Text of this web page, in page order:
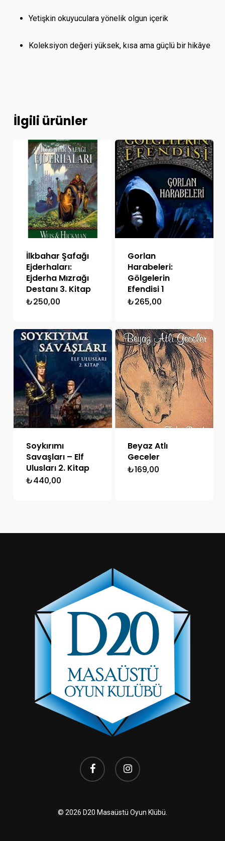
Yetişkin okuyuculara yönelik olgun içerik
Koleksiyon değeri yüksek, kısa ama güçlü bir hikâye
İlgili ürünler
İlkbahar Şafağı
Ejderhaları:
Ejderha Mızrağı
Destanı 3. Kitap
₺250,00
Gorlan
Harabeleri:
Gölgelerin
Efendisi 1
₺265,00
Soykırımı
Savaşları – Elf
Ulusları 2. Kitap
₺440,00
Beyaz Atlı
Geceler
₺169,00
facebook instagram
© 2026 D20 Masaüstü Oyun Klübü.